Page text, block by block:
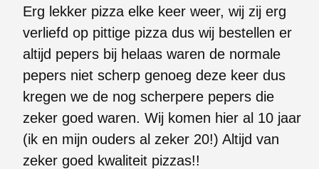
Erg lekker pizza elke keer weer, wij zij erg
verliefd op pittige pizza dus wij bestellen er
altijd pepers bij helaas waren de normale
pepers niet scherp genoeg deze keer dus
kregen we de nog scherpere pepers die
zeker goed waren. Wij komen hier al 10 jaar
(ik en mijn ouders al zeker 20!) Altijd van
zeker goed kwaliteit pizzas!!